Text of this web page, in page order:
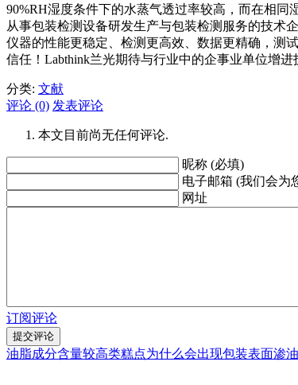
90%RH湿度条件下的水蒸气透过率较高，而在相
从事包装检测设备研发生产与包装检测服务的技术
仪器的性能更稳定、检测更高效、数据更精确，测
信任！Labthink兰光期待与行业中的企事业单位增进
分类: 文献
评论 (0) 发表评论
本文目前尚无任何评论.
昵称 (必填)
电子邮箱 (我们会为
网址
订阅评论
油脂成分含量较高类糕点为什么会出现包装表面渗